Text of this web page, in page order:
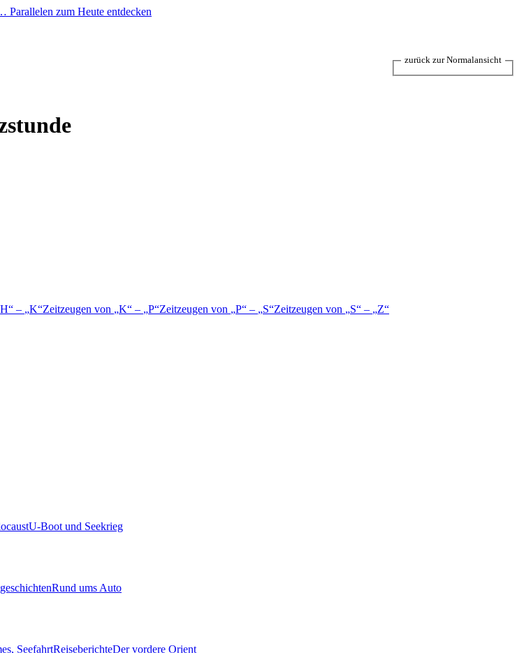
zum Heute entdecken
H – K Zeitzeugen von K – P Zeitzeugen von P – S Zeitzeugen von S –
Z
U-Boot und Seekrieg
Rund ums Auto
SeefahrtReiseberichteDer vordere Orient
zurück zur Normalansicht